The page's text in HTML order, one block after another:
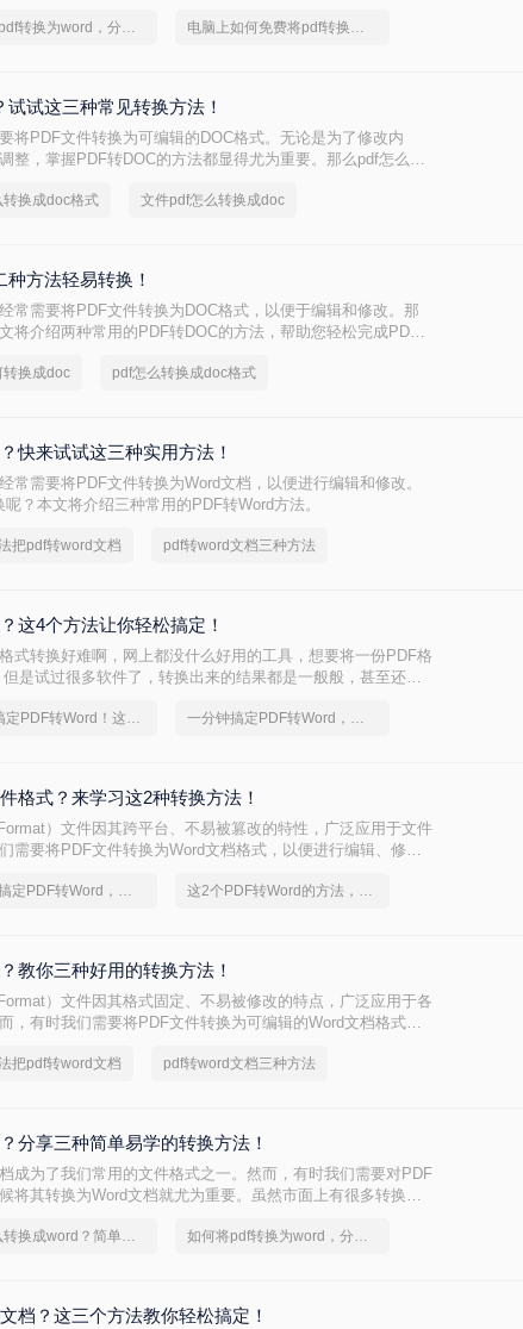
如何将pdf转换为word，分享一种简单的方法 电脑上如何免费将pdf转换成word
试这三种常见转换方法！
将PDF文件转换为可编辑的DOC格式。无论是为了修改内
整，掌握PDF转DOC的方法都显得尤为重要。那么pdf怎么转
转换成doc格式 文件pdf怎么转换成doc
方法轻易转换！
常需要将PDF文件转换为DOC格式，以便于编辑和修改。那
将介绍两种常用的PDF转DOC的方法，帮助您轻松完成PDF
转换成doc pdf怎么转换成doc格式
快来试试这三种实用方法！
常需要将PDF文件转换为Word文档，以便进行编辑和修改。
？本文将介绍三种常用的PDF转Word方法。
把pdf转word文档 pdf转word文档三种方法
这4个方法让你轻松搞定！
式转换好难啊，网上都没什么好用的工具，想要将一份PDF格
是试过很多软件了，转换出来的结果都是一般般，甚至还有
这个运气遇到了。给大家介绍一下转转大师PDF转换器，不管
1分钟搞定PDF转Word！这2个方法，一定要收好！ 一分钟搞定PDF转Word，这2种简单方法，任意选择
格式？来学习这2种转换方法！
）文件因其跨平台、不易被篡改的特性，广泛应用于文件
需要将PDF文件转换为Word文档格式，以便进行编辑、修改
一分钟搞定PDF转Word，这2种简单方法，任意选择 这2个PDF转Word的方法，高效率转换，排版不乱码！
教你三种好用的转换方法！
）文件因其格式固定、不易被修改的特点，广泛应用于各
，有时我们需要将PDF文件转换为可编辑的Word文档格式，
。把pdf转word文档 pdf转word文档三种方法
分享三种简单易学的转换方法！
成为了我们常用的文件格式之一。然而，有时我们需要对PDF
将其转换为Word文档就尤为重要。虽然市面上有很多转换工
pdf怎么转换成word？简单易学的方法 如何将pdf转换为word，分享一种简单的方法
档？这三个方法教你轻松搞定！